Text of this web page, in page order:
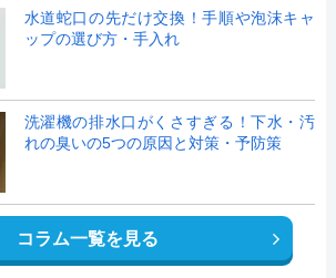
水道蛇口の先だけ交換！手順や泡沫キャ
ップの選び方・手入れ
洗濯機の排水口がくさすぎる！下水・汚
れの臭いの5つの原因と対策・予防策
コラム一覧を見る